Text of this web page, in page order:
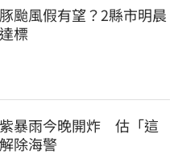
颱風假有望？2縣市明晨
標
暴雨今晚開炸　估「這
除海警